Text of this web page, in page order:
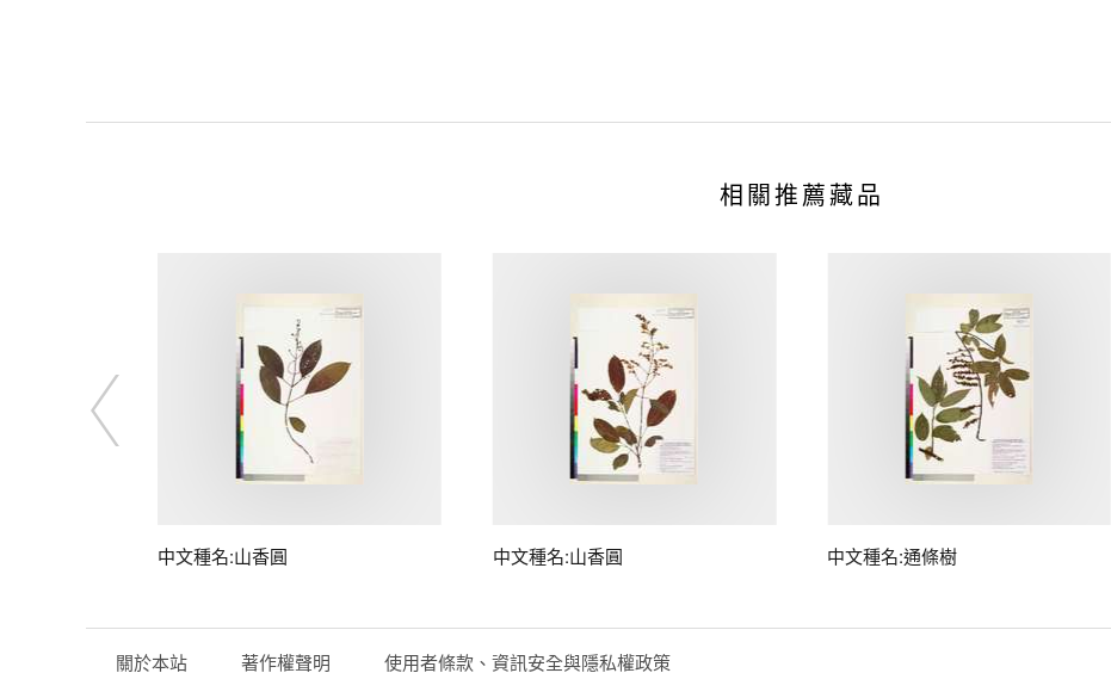
相關推薦藏品
中文種名:山香圓 中文種名:山香圓 中文種名:通條樹
關於本站 著作權聲明 使用者條款、資訊安全與隱私權政策